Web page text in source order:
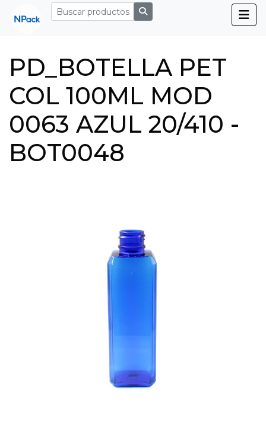
PD_BOTELLA PET
COL 100ML MOD
0063 AZUL 20/410 -
BOT0048